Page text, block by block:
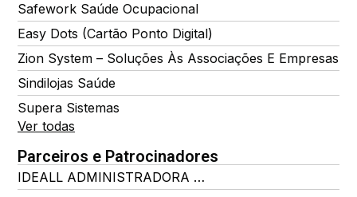
Safework Saúde Ocupacional
Easy Dots (Cartão Ponto Digital)
Zion System – Soluções Às Associações E Empresas
Sindilojas Saúde
Supera Sistemas
Ver todas
Parceiros e Patrocinadores
IDEALL ADMINISTRADORA DE BENEFÍCIOS